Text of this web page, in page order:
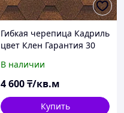
Гибкая черепица Кадриль
цвет Клен Гарантия 30
В наличии
4 600₸/кв.м
Купить